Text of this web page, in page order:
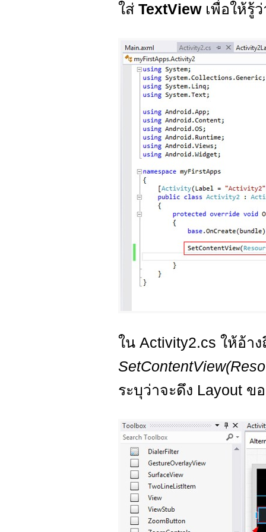
ใส่ TextView เพื่อให้รู้
ใน Activity2.cs ให้อ้าง
ระบุว่าจะดึง Layout ข